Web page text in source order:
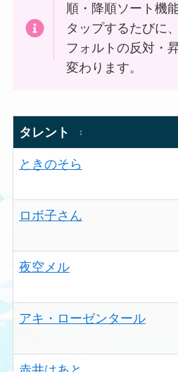
順・降順ソート機
タップするたびに
フォルトの反対・
変わります。
タレント ↕
ときのそら
ロボ子さん
夜空メル
アキ・ローゼンタール